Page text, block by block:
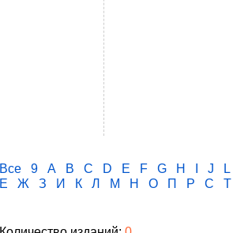
Все 9 A B C D E F G H J
L
Е
Ж З И К Л М Н О П Р С Т